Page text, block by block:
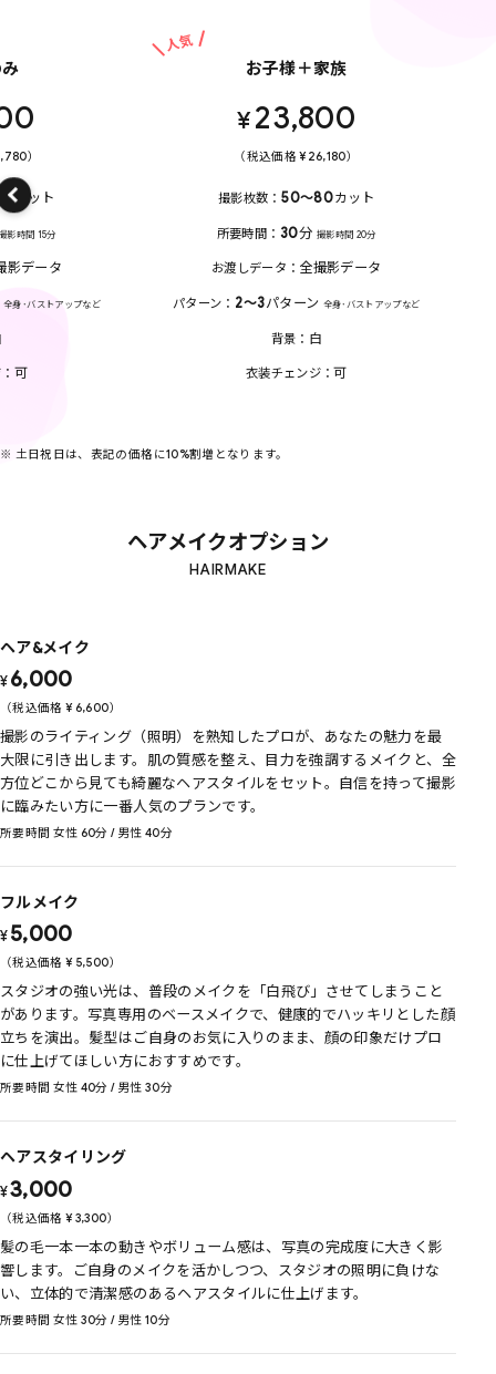
）
カット
影時間 15分
影データ
全身･バストアップなど
可
人気
お子様＋家族
¥23,800
（税込価格 ¥26,180）
撮影枚数 50〜80カット
所要時間 30分 撮影時間 20分
お渡しデータ 全撮影データ
パターン 2〜3パターン 全身･バストアップなど
背景 白
衣装チェンジ 可
※ 土日祝日は、表記の価格に10%割増となります。
ヘアメイクオプション
HAIRMAKE
ヘア&メイク
¥6,000
（税込価格¥6,600）
撮影のライティング（照明）を熟知したプロが、あなたの魅力を最
大限に引き出します。肌の質感を整え、目力を強調するメイクと、全
方位どこから見ても綺麗なヘアスタイルをセット。自信を持って撮影
に臨みたい方に一番人気のプランです。
所要時間 女性 60分 / 男性 40分
フルメイク
¥5,000
（税込価格¥ 5,500）
スタジオの強い光は、普段のメイクを「白飛び」させてしまうこと
があります。写真専用のベースメイクで、健康的でハッキリとした顔
立ちを演出。髪型はご自身のお気に入りのまま、顔の印象だけプロ
に仕上げてほしい方におすすめです。
所要時間 女性 40分 / 男性 30分
ヘアスタイリング
¥3,000
（税込価格¥3,300）
髪の毛一本一本の動きやボリューム感は、写真の完成度に大きく影
響します。ご自身のメイクを活かしつつ、スタジオの照明に負けな
い、立体的で清潔感のあるヘアスタイルに仕上げます。
所要時間 女性 30分 / 男性 10分